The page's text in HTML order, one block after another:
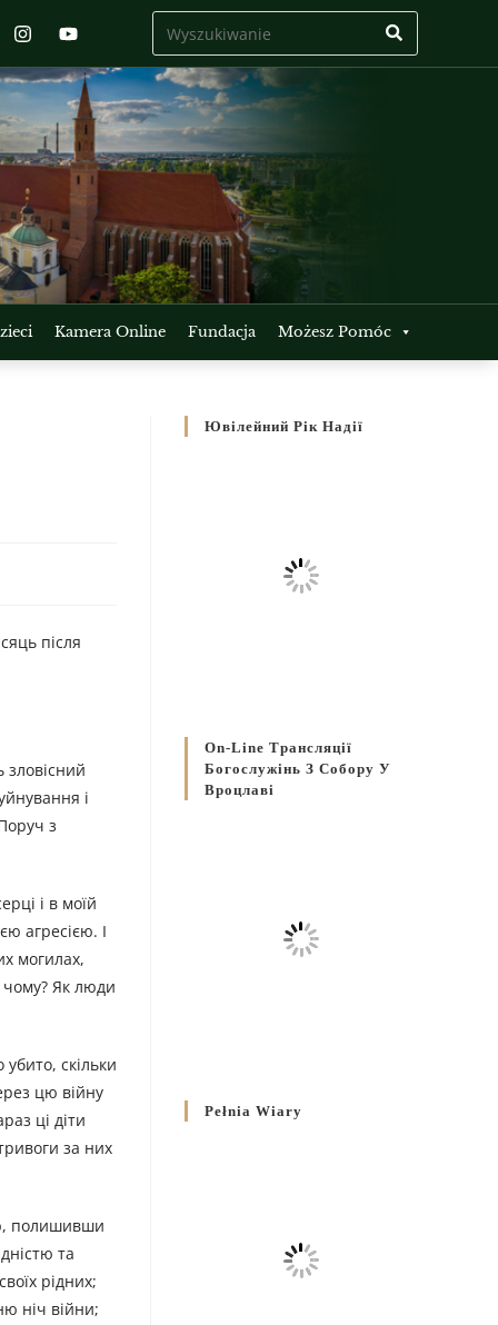
Kamera Online Fundacja Możesz Pomóc
після
зловісний
і
з
і в моїй
агресією. І
могилах,
чому? Як люди
убито, скільки
цю війну
ці діти
за них
полишивши
та
рідних;
ніч війни;
Ювілейний Рік Надії
On-Line Трансляції
Богослужінь З Собору У
Вроцлаві
Pełnia Wiary